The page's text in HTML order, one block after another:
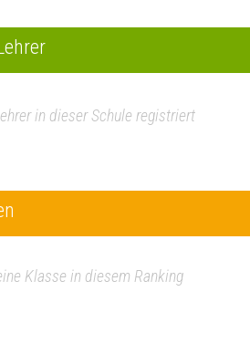
in dieser Schule registriert
Klasse in diesem Ranking